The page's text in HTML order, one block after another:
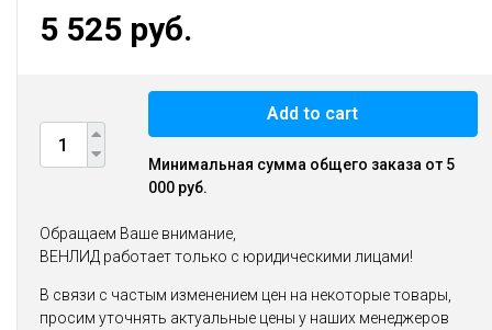
5 525 руб.
Add to cart
Минимальная сумма общего заказа от 5
000 руб.
Обращаем Ваше внимание,
ВЕНЛИД работает только с юридическими лицами!
В связи с частым изменением цен на некоторые товары,
просим уточнять актуальные цены у наших менеджеров